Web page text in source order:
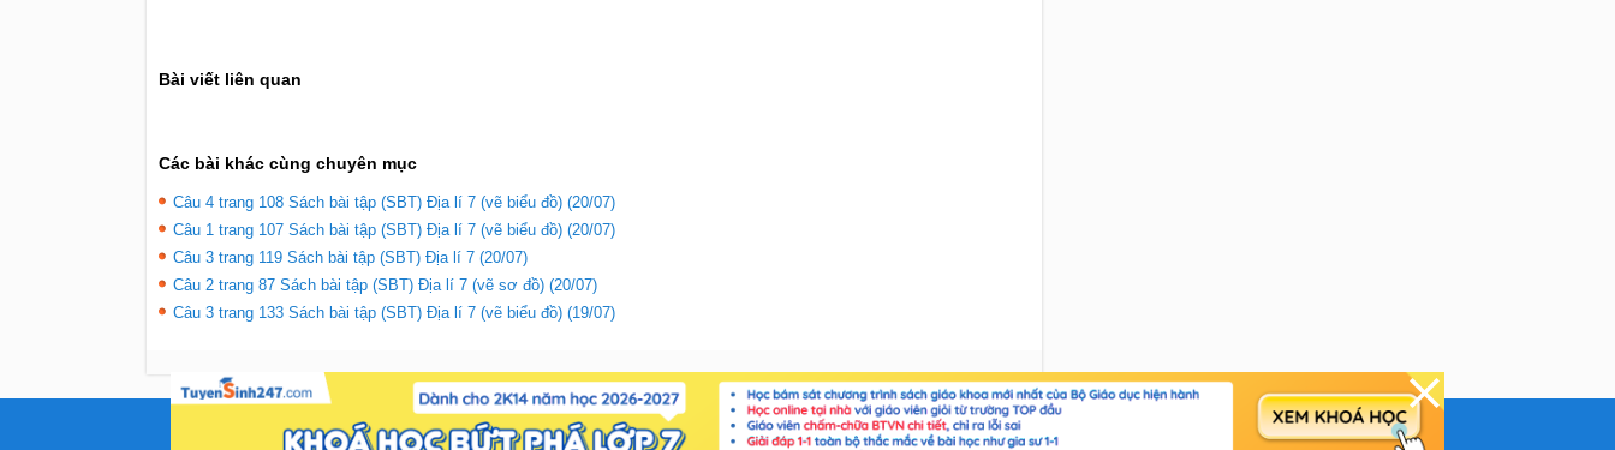
Bài viết liên quan
Các bài khác cùng chuyên mục
Câu 4 trang 108 Sách bài tập (SBT) Địa lí 7 (vẽ biểu đồ) (20/07)
Câu 1 trang 107 Sách bài tập (SBT) Địa lí 7 (vẽ biểu đồ) (20/07)
Câu 3 trang 119 Sách bài tập (SBT) Địa lí 7 (20/07)
Câu 2 trang 87 Sách bài tập (SBT) Địa lí 7 (vẽ sơ đồ) (20/07)
Câu 3 trang 133 Sách bài tập (SBT) Địa lí 7 (vẽ biểu đồ) (19/07)
Liên hệ|Chính sách